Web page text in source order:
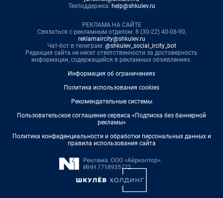
Техподдержка: help@shkulev.ru
РЕКЛАМА НА САЙТЕ
Связаться с рекламным отделом: 8 (30-22) 40-08-90,
reklamaircity@shkulev.ru
Чат-бот в телеграм: @shkulev_social_ircity_bot
Редакция сайта не несет ответственности за достоверность
информации, содержащейся в рекламных объявлениях.
Информация об ограничениях
Политика использования cookies
Рекомендательные системы
Пользовательское соглашение сервиса «Подписка без баннерной
рекламы»
Политика конфиденциальности и обработки персональных данных и
правила использования сайта